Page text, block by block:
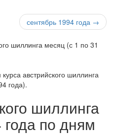
сентябрь 1994 года →
австрийского шиллинга
года).
шиллинга
года по дням